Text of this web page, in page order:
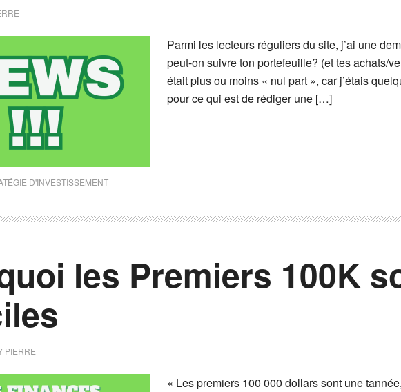
Parmi les lecteurs réguliers du site, j’ai une
peut-on suivre ton portefeuille? (et tes achats/
était plus ou moins « nul part », car j’étais
pour ce qui est de rédiger une […]
D'INVESTISSEMENT
les Premiers 100K
PIERRE
« Les premiers 100 000 dollars sont une